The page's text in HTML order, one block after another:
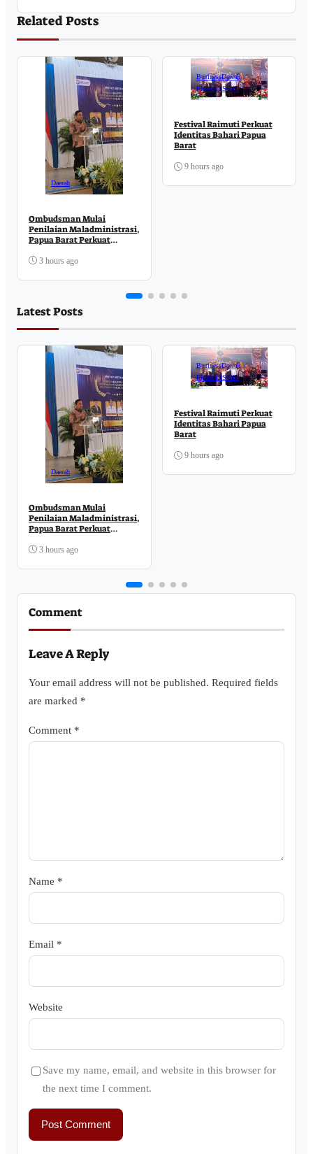
Related Posts
Daerah
Ombudsman Mulai
Penilaian Maladministrasi,
Papua Barat Perkuat
Publik
3 hours ago
BusinessDaerah
EkonomiSosial
Festival Raimuti Perkuat
Identitas Bahari Papua
Barat
9 hours ago
Latest Posts
Daerah
Ombudsman Mulai
Penilaian Maladministrasi,
Papua Barat Perkuat
Publik
3 hours ago
BusinessDaerah
EkonomiSosial
Festival Raimuti Perkuat
Identitas Bahari Papua
Barat
9 hours ago
Comment
Leave A Reply
Your email address will not be published. Required fields
are marked *
Comment *
Name *
Email *
Website
Save my name, email, and website in this browser for
the next time I comment.